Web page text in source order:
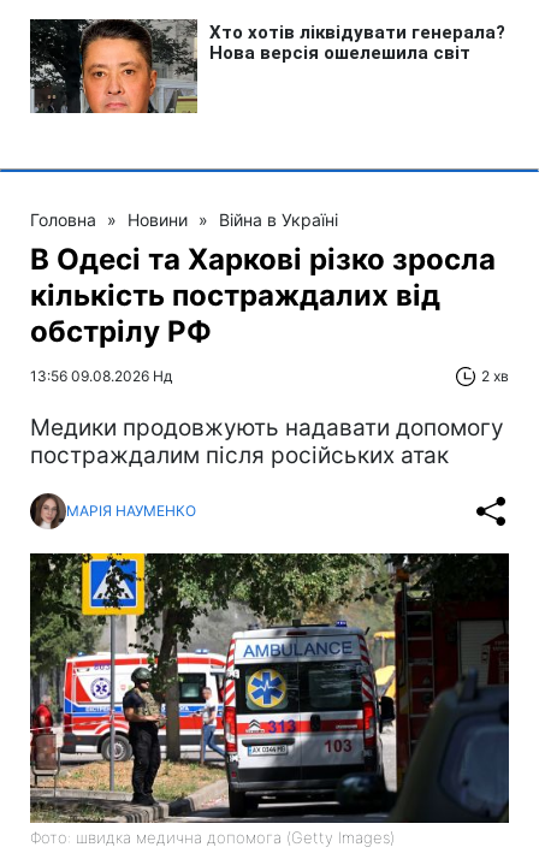
Головна » Новини » Війна в Україні
В Одесі та Харкові різко зросла
кількість постраждалих від
обстрілу РФ
13:56 09.08.2026 Нд 2 хв
Медики продовжують надавати допомогу
постраждалим після російських атак
МАРІЯ НАУМЕНКО
Фото: швидка медична допомога (Getty Images)